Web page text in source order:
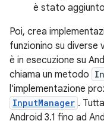
è stato
Poi, crea
funzionino su diverse
è in esecuzione su
chiama un metodo
l'implementazione
InputManager .
Android 3.1 fino ad